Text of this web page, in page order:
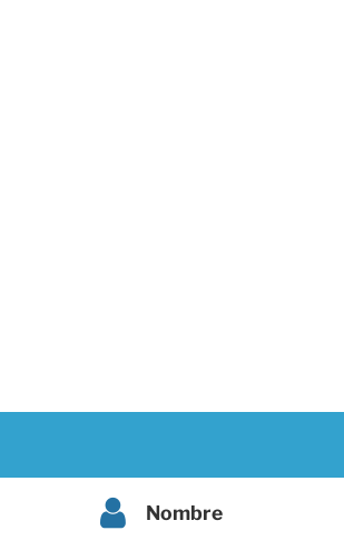
Nombre